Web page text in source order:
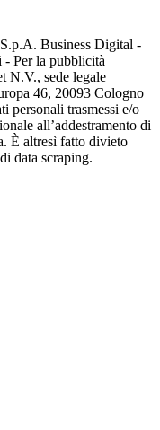
Business Digital -
Per la pubblicità
N.V., sede legale
46, 20093 Cologno
personali trasmessi e/o
all’addestramento di
È altresì fatto divieto
data scraping.